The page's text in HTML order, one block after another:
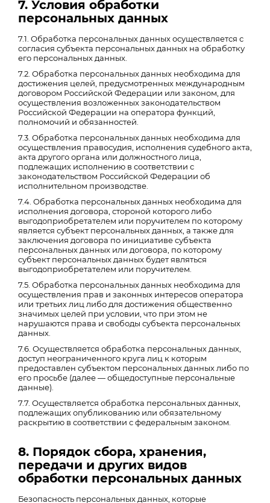
7. Условия обработки
персональных данных
7.1. Обработка персональных данных осуществляется с
согласия субъекта персональных данных на обработку
его персональных данных.
7.2. Обработка персональных данных необходима для
достижения целей, предусмотренных международным
договором Российской Федерации или законом, для
осуществления возложенных законодательством
Российской Федерации на оператора функций,
полномочий и обязанностей.
7.3. Обработка персональных данных необходима для
осуществления правосудия, исполнения судебного акта,
акта другого органа или должностного лица,
подлежащих исполнению в соответствии с
законодательством Российской Федерации об
исполнительном производстве.
7.4. Обработка персональных данных необходима для
исполнения договора, стороной которого либо
выгодоприобретателем или поручителем по которому
является субъект персональных данных, а также для
заключения договора по инициативе субъекта
персональных данных или договора, по которому
субъект персональных данных будет являться
выгодоприобретателем или поручителем.
7.5. Обработка персональных данных необходима для
осуществления прав и законных интересов оператора
или третьих лиц либо для достижения общественно
значимых целей при условии, что при этом не
нарушаются права и свободы субъекта персональных
данных.
7.6. Осуществляется обработка персональных данных,
доступ неограниченного круга лиц к которым
предоставлен субъектом персональных данных либо по
его просьбе (далее — общедоступные персональные
данные).
7.7. Осуществляется обработка персональных данных,
подлежащих опубликованию или обязательному
раскрытию в соответствии с федеральным законом.
8. Порядок сбора, хранения,
передачи и других видов
обработки персональных данных
Безопасность персональных данных, которые